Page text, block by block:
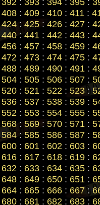
408 : 409 : 410 : 411 :
424: 425: 426: 427:
440: 441 : 442 : 443:
456: 457: 458: 459:
472 : 473: 474: 475:
488: 489: 490: 491 :
504 : 505 : 506 : 507 :
520: 521 : 522 : 523:
536: 537: 538: 539:
552 : 553: 554: 555:
568: 569: 570: 571 :
584: 585: 586: 587:
600 : 601 : 602 : 603 :
616: 617: 618: 619:
632 : 633: 634: 635:
648: 649: 650: 651 :
664: 665: 666: 667:
680: 681 : 682 : 683: